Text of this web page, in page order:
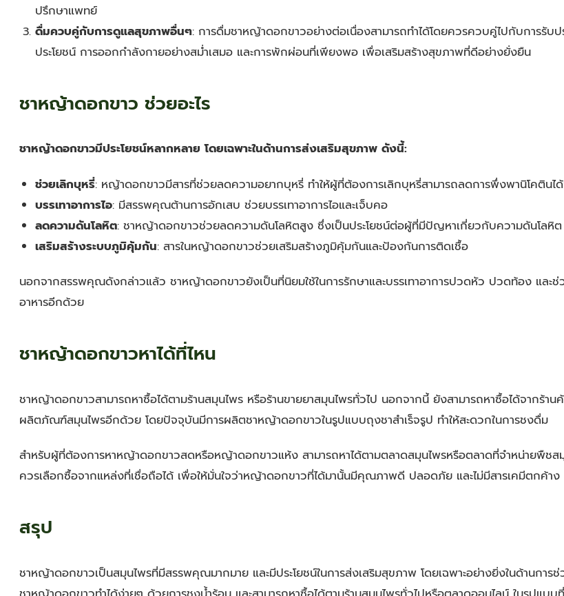
ปรึกษาแพทย์
ดื่มควบคู่กับการดูแลสุขภาพอื่นๆ: การดื่มชาหญ้าดอกขาวอย่างต่อเนื่องสามารถทำได้โดยควรควบคู่ไปกับการรับป
ประโยชน์ การออกกำลังกายอย่างสม่ำเสมอ และการพักผ่อนที่เพียงพอ เพื่อเสริมสร้างสุขภาพที่ดีอย่างยั่งยืน
ชาหญ้าดอกขาว ช่วยอะไร
ชาหญ้าดอกขาวมีประโยชน์หลากหลาย โดยเฉพาะในด้านการส่งเสริมสุขภาพ ดังนี้:
ช่วยเลิกบุหรี่: หญ้าดอกขาวมีสารที่ช่วยลดความอยากบุหรี่ ทำให้ผู้ที่ต้องการเลิกบุหรี่สามารถลดการพึ่งพานิโคตินไ
บรรเทาอาการไอ: มีสรรพคุณต้านการอักเสบ ช่วยบรรเทาอาการไอและเจ็บคอ
ลดความดันโลหิต: ชาหญ้าดอกขาวช่วยลดความดันโลหิตสูง ซึ่งเป็นประโยชน์ต่อผู้ที่มีปัญหาเกี่ยวกับความดันโลหิต
เสริมสร้างระบบภูมิคุ้มกัน: สารในหญ้าดอกขาวช่วยเสริมสร้างภูมิคุ้มกันและป้องกันการติดเชื้อ
นอกจากสรรพคุณดังกล่าวแล้ว ชาหญ้าดอกขาวยังเป็นที่นิยมใช้ในการรักษาและบรรเทาอาการปวดหัว ปวดท้อง และช่
อาหารอีกด้วย
ชาหญ้าดอกขาวหาได้ที่ไหน
ชาหญ้าดอกขาวสามารถหาซื้อได้ตามร้านสมุนไพร หรือร้านขายยาสมุนไพรทั่วไป นอกจากนี้ ยังสามารถหาซื้อได้จากร้าน
ผลิตภัณฑ์สมุนไพรอีกด้วย โดยปัจจุบันมีการผลิตชาหญ้าดอกขาวในรูปแบบถุงชาสำเร็จรูป ทำให้สะดวกในการชงดื่ม
สำหรับผู้ที่ต้องการหาหญ้าดอกขาวสดหรือหญ้าดอกขาวแห้ง สามารถหาได้ตามตลาดสมุนไพรหรือตลาดที่จำหน่ายพืช
ควรเลือกซื้อจากแหล่งที่เชื่อถือได้ เพื่อให้มั่นใจว่าหญ้าดอกขาวที่ได้มานั้นมีคุณภาพดี ปลอดภัย และไม่มีสารเคมีตกค้าง
สรุป
ชาหญ้าดอกขาวเป็นสมุนไพรที่มีสรรพคุณมากมาย และมีประโยชน์ในการส่งเสริมสุขภาพ โดยเฉพาะอย่างยิ่งในด้านการ